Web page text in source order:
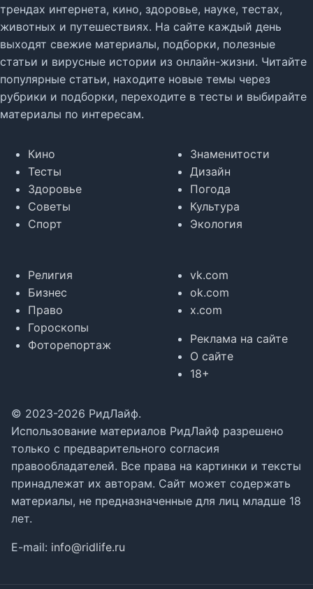
трендах интернета, кино, здоровье, науке, тестах,
животных и путешествиях. На сайте каждый день
выходят свежие материалы, подборки, полезные
статьи и вирусные истории из онлайн-жизни. Читайте
популярные статьи, находите новые темы через
рубрики и подборки, переходите в тесты и выбирайте
материалы по интересам.
Кино
Тесты
Здоровье
Советы
Спорт
Знаменитости
Дизайн
Погода
Культура
Экология
Религия
Бизнес
Право
Гороскопы
Фоторепортаж
vk.com
ok.com
x.com
Реклама на сайте
О сайте
18+
© 2023-2026 РидЛайф.
Использование материалов РидЛайф разрешено
только с предварительного согласия
правообладателей. Все права на картинки и тексты
принадлежат их авторам. Сайт может содержать
материалы, не предназначенные для лиц младше 18
лет.
E-mail: info@ridlife.ru